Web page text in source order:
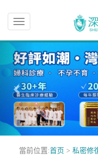
Toggle
navigation
當前位置:首页 > 私密修